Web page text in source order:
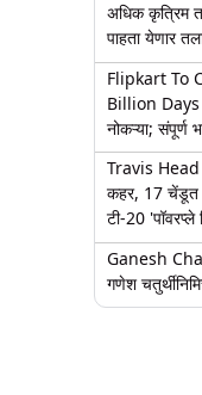
अधिक कृत्रिम
पाहता येणार
Flipkart To
Billion Days
नोकऱ्या; संपूर्ण
Travis Head
कहर, 17 चेंडूत
टी-20 'पॉवरप्ले
Ganesh
गणेश